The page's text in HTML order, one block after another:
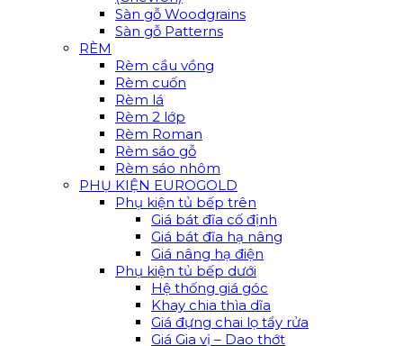
Sàn gỗ Woodgrains
Sàn gỗ Patterns
RÈM
Rèm cầu vồng
Rèm cuốn
Rèm lá
Rèm 2 lớp
Rèm Roman
Rèm sáo gỗ
Rèm sáo nhôm
PHỤ KIỆN EUROGOLD
Phụ kiện tủ bếp trên
Giá bát đĩa cố định
Giá bát đĩa hạ nâng
Giá nâng hạ điện
Phụ kiện tủ bếp dưới
Hệ thống giá góc
Khay chia thìa dĩa
Giá đựng chai lọ tẩy rửa
Giá Gia vị – Dao thớt